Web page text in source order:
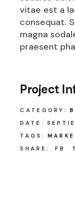
vitae est a
consequat.
magna
praesent
Project
CATEGORY:
DATE:
TAGS:
SHARE:
FB